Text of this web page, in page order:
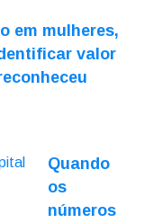
em mulheres,
valor
Quando
os
números